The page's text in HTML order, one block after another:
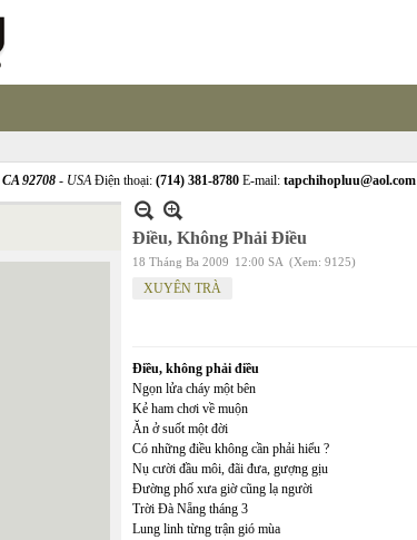
CA 92708 - USAĐiện thoại: (714) 381-8780 E-mail: tapchihopluu@aol.com
Điều, Không Phải Điều
18 Tháng Ba 2009 12:00 SA (Xem: 9125)
XUYÊN TRÀ
Điều, không phải điều
Ngọn lửa cháy một bên
Kẻ ham chơi về muộn
Ăn ở suốt một đời
Có những điều không cần phải hiểu ?
Nụ cười đầu môi, đãi đưa, gượng gịu
Đường phố xưa giờ cũng lạ người
Trời Đà Nẵng tháng 3
Lung linh từng trận gió mùa